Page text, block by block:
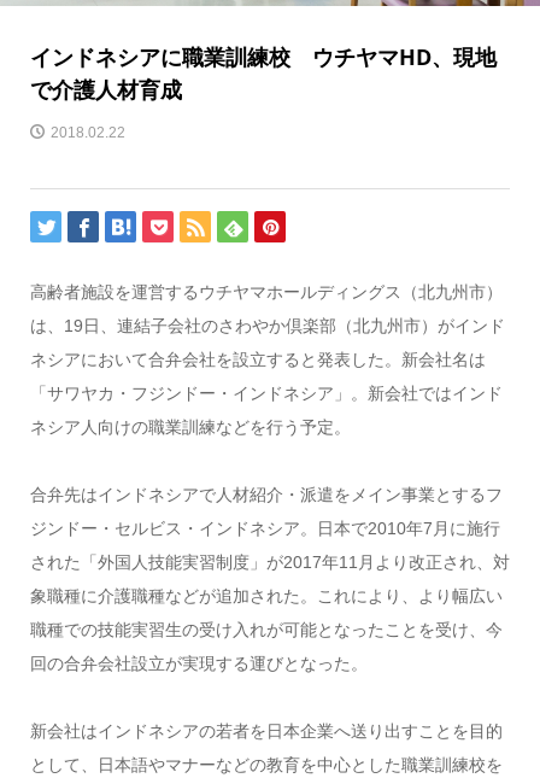
インドネシアに職業訓練校 ウチヤマHD、現地
で介護人材育成
2018.02.22
高齢者施設を運営するウチヤマホールディングス（北九州市）
は、19日、連結子会社のさわやか倶楽部（北九州市）がインド
ネシアにおいて合弁会社を設立すると発表した。新会社名は
「サワヤカ・フジンドー・インドネシア」。新会社ではインド
ネシア人向けの職業訓練などを行う予定。
合弁先はインドネシアで人材紹介・派遣をメイン事業とするフ
ジンドー・セルビス・インドネシア。日本で2010年7月に施行
された「外国人技能実習制度」が2017年11月より改正され、対
象職種に介護職種などが追加された。これにより、より幅広い
職種での技能実習生の受け入れが可能となったことを受け、今
回の合弁会社設立が実現する運びとなった。
新会社はインドネシアの若者を日本企業へ送り出すことを目的
として、日本語やマナーなどの教育を中心とした職業訓練校を